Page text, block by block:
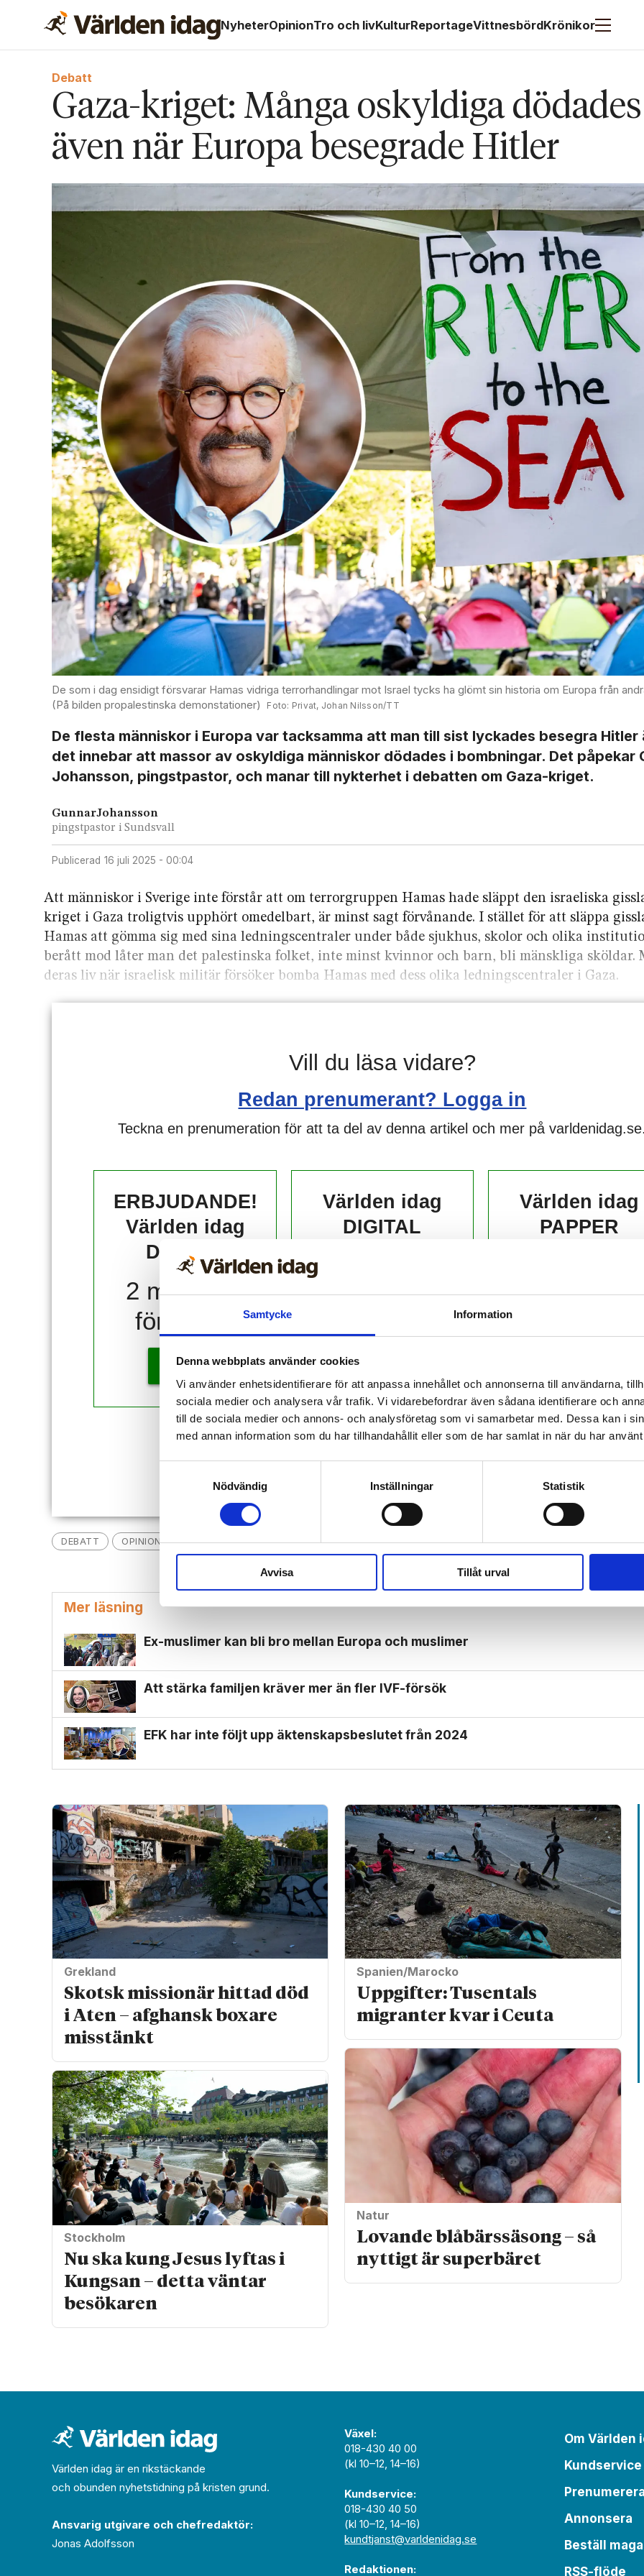
Samtycke Information
Denna webbplats använder cookies
Vi använder enhetsidentifierare för att anpassa innehållet och annonserna till användarna,
sociala medier och analysera vår trafik. Vi vidarebefordrar även sådana identifierare och
till de sociala medier och annons- och analysföretag som vi samarbetar med. Dessa kan i
med annan information som du har tillhandahållit eller som de har samlat in när du har
Nödvändig
Inställningar Statistik
Avvisa Tillåt urval
NyheterOpinionTro och livKulturReportageVittnesbördKrönikor
Debatt
Gaza-kriget: Många oskyldiga dödades
även när Europa besegrade Hitler
De som i dag ensidigt försvarar Hamas vidriga terrorhandlingar mot Israel tycks ha glömt sin historia om Europa från
(På bilden propalestinska demonstationer)
Privat, Johan Nilsson/TT
De flesta människor i Europa var tacksamma att man till sist lyckades besegra Hitler
det innebar att massor av oskyldiga människor dödades i bombningar. Det påpekar
Johansson, pingstpastor, och manar till nykterhet i debatten om Gaza-kriget.
GunnarJohansson
pingstpastor i Sundsvall
Publicerad 16 juli 2025 - 00:04
Att människor i Sverige inte förstår att om terrorgruppen Hamas hade släppt den israeliska
kriget i Gaza troligtvis upphört omedelbart, är minst sagt förvånande. I stället för att släppa
Hamas att gömma sig med sina lednings­centraler under både sjukhus, skolor och olika
berått mod låter man det palestinska folket, inte minst kvinnor och barn, bli mänskliga sköldar.
deras liv när israelisk militär försöker bomba Hamas med dess olika ledningscentraler i Gaza.
Vill du läsa vidare?
Redan prenumerant? Logga in
Teckna en prenumeration för att ta del av denna artikel och mer på
ERBJUDANDE!
Världen idag
DIGITAL
2 månader
för 10 kr!
KÖP
Världen idag
DIGITAL
Världen idag
PAPPER
Redan prenumerant? Logga in
Mina Sidor
DEBATT OPINION
Mer läsning
Ex-muslimer kan bli bro mellan Europa och muslimer
Att stärka familjen kräver mer än fler IVF-försök
EFK har inte följt upp äktenskaps­beslutet från 2024
Grekland
Skotsk missionär hittad död
i Aten – afghansk boxare
misstänkt
Stockholm
Nu ska kung Jesus lyftas i
Kungsan – detta väntar
besökaren
Spanien/Marocko
Uppgifter: Tusentals
migranter kvar i Ceuta
Natur
Lovande blåbärssäsong – så
nyttigt är superbäret
Världen idag är en rikstäckande
och obunden nyhets­­­tidning på kristen grund.
Ansvarig utgivare och chef­redaktör:
Jonas Adolfsson
Växel:
018-430 40 00
(kl 10–12, 14–16)
Kundservice:
018-430 40 50
(kl 10–12, 14–16)
kundtjanst@varldenidag.se
Redaktionen:
Om Världen
Kundservice
Annonsera
Beställ
RSS-flöde